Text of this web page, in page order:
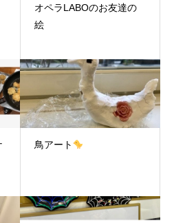
オペラLABOのお友達の
絵
鳥アート